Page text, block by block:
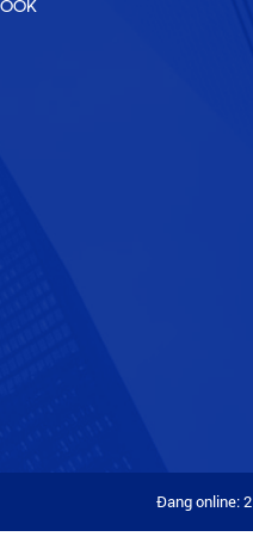
Đang online: 2